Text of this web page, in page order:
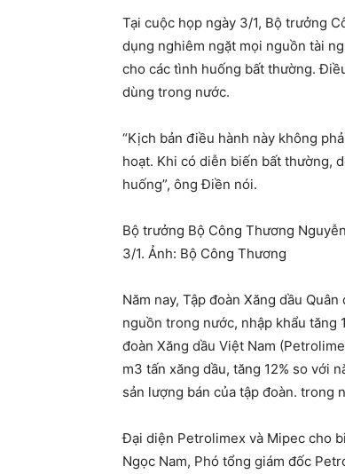
Tại cuộc họp ngày 3/1, Bộ trưởng
dụng nghiêm ngặt mọi nguồn tài
cho các tình huống bất thường.
dùng trong nước.
“Kịch bản điều hành này không
hoạt. Khi có diễn biến bất thường,
huống”, ông Điền nói.
Bộ trưởng Bộ Công Thương
3/1. Ảnh: Bộ Công Thương
Năm nay, Tập đoàn Xăng dầu
nguồn trong nước, nhập khẩu tăng
đoàn Xăng dầu Việt Nam
m3 tấn xăng dầu, tăng 12% so với
sản lượng bán của tập đoàn. trong
Đại diện Petrolimex và Mipec cho
Ngọc Nam, Phó tổng giám đốc